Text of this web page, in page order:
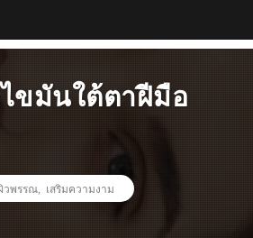
ขมันใต้ตาฝีมือ
วพรรณ เสริมความงาม